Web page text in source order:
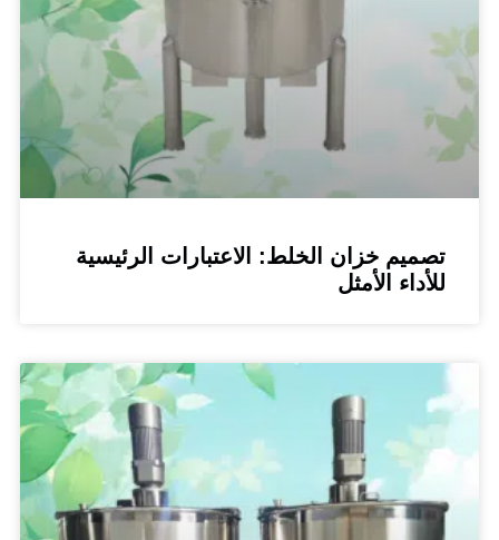
خزان الخلط: الاعتبارات الرئيسية
الأمثل